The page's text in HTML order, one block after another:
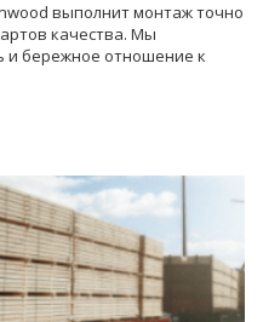
выполнит монтаж точно
качества. Мы
и бережное отношение к